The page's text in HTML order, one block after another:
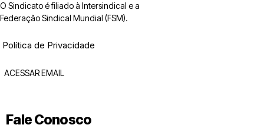
O Sindicato é filiado à Intersindical e a
Federação Sindical Mundial (FSM).
Política de Privacidade
ACESSAR EMAIL
Fale Conosco